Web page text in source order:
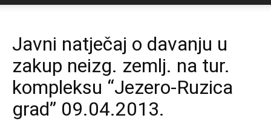
stranice
Grada
Javni natječaj o davanju u
zakup neizg. zemlj. na tur.
kompleksu “Jezero-Ruzica
grad” 09.04.2013.